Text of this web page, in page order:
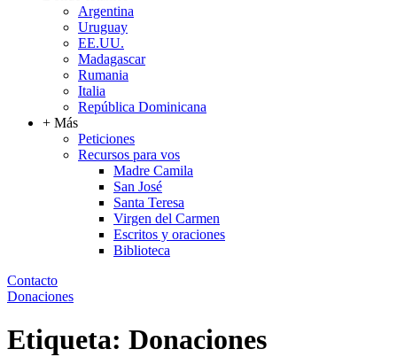
Argentina
Uruguay
EE.UU.
Madagascar
Rumania
Italia
República Dominicana
+ Más
Peticiones
Recursos para vos
Madre Camila
San José
Santa Teresa
Virgen del Carmen
Escritos y oraciones
Biblioteca
Contacto
Donaciones
Etiqueta: Donaciones